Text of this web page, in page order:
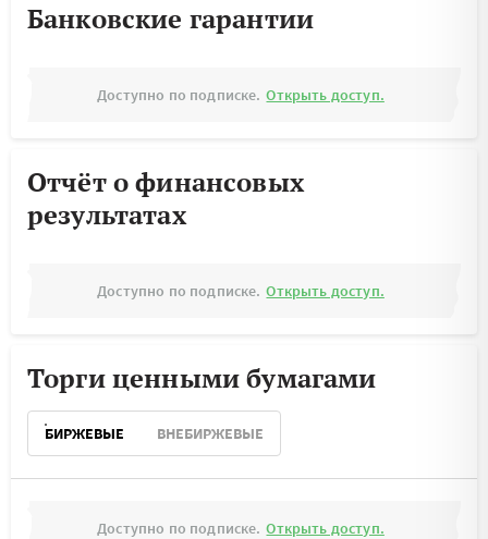
Банковские гарантии
Доступно по подписке. Открыть доступ.
Отчёт о финансовых
результатах
Доступно по подписке. Открыть доступ.
Торги ценными бумагами
БИРЖЕВЫЕ ВНЕБИРЖЕВЫЕ
Доступно по подписке. Открыть доступ.